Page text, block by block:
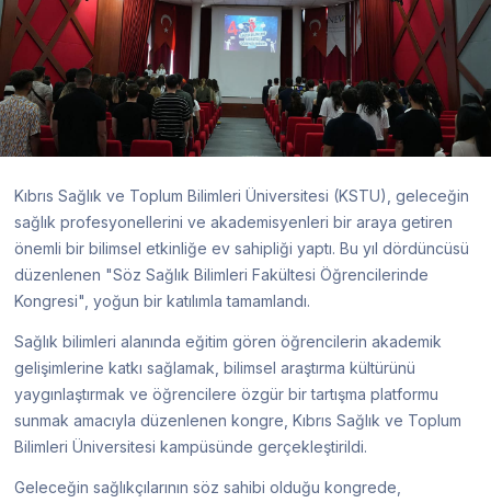
Kıbrıs Sağlık ve Toplum Bilimleri Üniversitesi (KSTU), geleceğin
sağlık profesyonellerini ve akademisyenleri bir araya getiren
önemli bir bilimsel etkinliğe ev sahipliği yaptı. Bu yıl dördüncüsü
düzenlenen "Söz Sağlık Bilimleri Fakültesi Öğrencilerinde
Kongresi", yoğun bir katılımla tamamlandı.
Sağlık bilimleri alanında eğitim gören öğrencilerin akademik
gelişimlerine katkı sağlamak, bilimsel araştırma kültürünü
yaygınlaştırmak ve öğrencilere özgür bir tartışma platformu
sunmak amacıyla düzenlenen kongre, Kıbrıs Sağlık ve Toplum
Bilimleri Üniversitesi kampüsünde gerçekleştirildi.
Geleceğin sağlıkçılarının söz sahibi olduğu kongrede,